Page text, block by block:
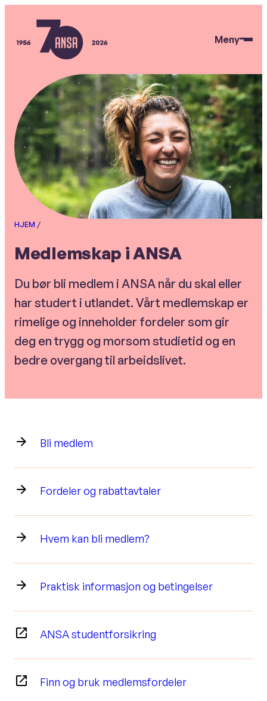
hovedinnhold
Meny
HJEM /
Medlemskap i ANSA
Du bør bli medlem i ANSA når du skal eller
har studert i utlandet. Vårt medlemskap er
rimelige og inneholder fordeler som gir
deg en trygg og morsom studietid og en
bedre overgang til arbeidslivet.
Bli medlem
Fordeler og rabattavtaler
Hvem kan bli medlem?
Praktisk informasjon og betingelser
ANSA studentforsikring
Finn og bruk medlemsfordeler